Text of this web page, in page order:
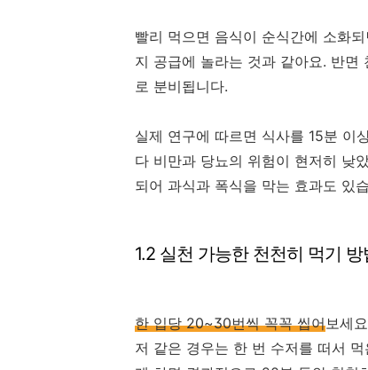
빨리 먹으면 음식이 순식간에 소화
지 공급에 놀라는 것과 같아요. 반면
로 분비됩니다.
실제 연구에 따르면 식사를 15분 이
다 비만과 당뇨의 위험이 현저히 낮
되어 과식과 폭식을 막는 효과도 있
1.2 실천 가능한 천천히 먹기 방
한 입당 20~30번씩 꼭꼭 씹어보세
저 같은 경우는 한 번 수저를 떠서